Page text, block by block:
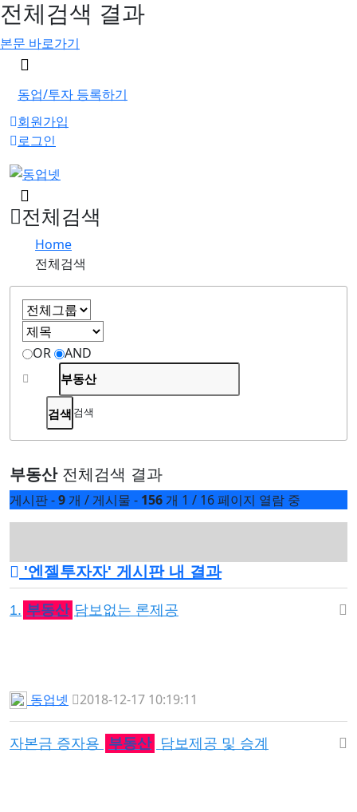
전체검색 결과
본문 바로가기
메
버
튼
동업/투자 등록하기
회원가입
로그인
검
색
버
전체검색
Home
전체검색
OR AND
검색
부동산전체검색 결과
게시판 -9 개 / 게시물 - 156 개 1 / 16 페이지 열람 중
'엔젤투자자' 게시판 내 결과
1. 부동산 담보없는 론제공
동업넷 2018-12-17 10:19:11
자본금 증자용 부동산 담보제공 및 승계